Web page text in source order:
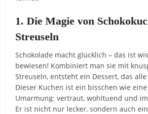
1. Die Magie von
Streuseln
Schokolade macht glücklich – das ist
bewiesen! Kombiniert man sie mit
Streuseln, entsteht ein Dessert, das
Dieser Kuchen ist ein bisschen wie
Umarmung: vertraut, wohltuend und
Er ist nicht nur lecker, sondern auch